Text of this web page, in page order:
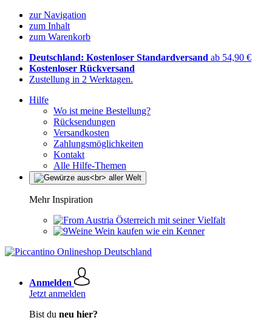
zur Navigation
zum Inhalt
zum Warenkorb
Deutschland: Kostenloser Standardversand ab 54,90 €
Kostenloser Rückversand
Zustellung in 2 Werktagen.
Hilfe
Wo ist meine Bestellung?
Rücksendungen
Versandkosten
Zahlungsmöglichkeiten
Kontakt
Alle Hilfe-Themen
Mehr Inspiration
Österreich mit seiner Vielfalt
Wein kaufen wie ein Kenner
Anmelden
Jetzt anmelden
Bist du neu hier?